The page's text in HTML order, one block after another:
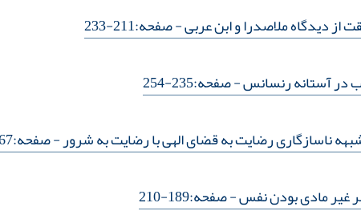
دیدگاه ملاصدرا و ابن عربی- صفحه:211-233
در آستانه رنسانس- صفحه:235-254
ناسازگاری رضایت به قضای الهی با رضایت به شرور- صفحه:167-188
غیر مادی بودن نفس- صفحه:189-210